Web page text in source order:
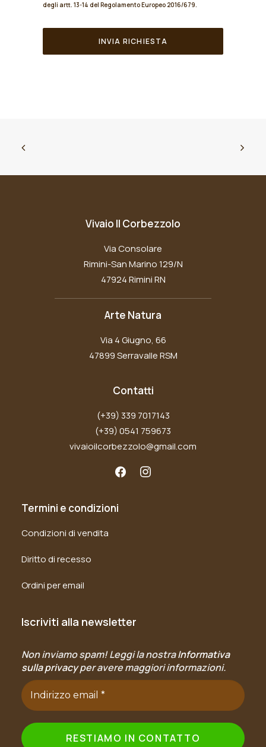
degli artt. 13-14 del Regolamento Europeo 2016/679.
Vivaio Il Corbezzolo
Via Consolare
Rimini-San Marino 129/N
47924 Rimini RN
Arte Natura
Via 4 Giugno, 66
47899 Serravalle RSM
Contatti
(+39) 339 7017143
(+39) 0541 759673
vivaioilcorbezzolo@gmail.com
Termini e condizioni
Condizioni di vendita
Diritto di recesso
Ordini per email
Iscriviti alla newsletter
Non inviamo spam! Leggi la nostraInformativa
sulla privacyper avere maggiori informazioni.